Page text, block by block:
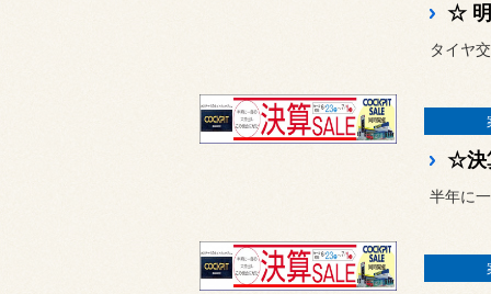
☆ 明
☆決
半年に